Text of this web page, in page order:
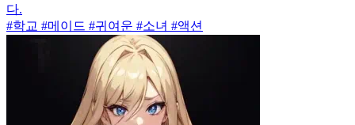
다.
#학교 #메이드 #귀여운 #소녀 #액션